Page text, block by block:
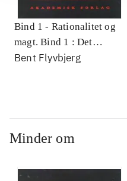
Bind 1 - Rationalitet og
magt. Bind 1 : Det
konkretes videnskab
Bent Flyvbjerg
Minder om